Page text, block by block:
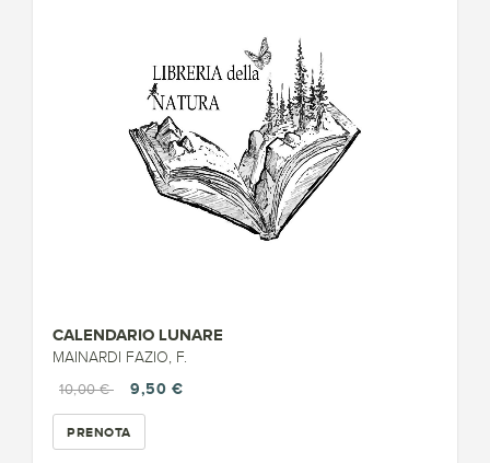
CALENDARIO LUNARE
MAINARDI FAZIO, F.
10,00 €
9,50 €
PRENOTA